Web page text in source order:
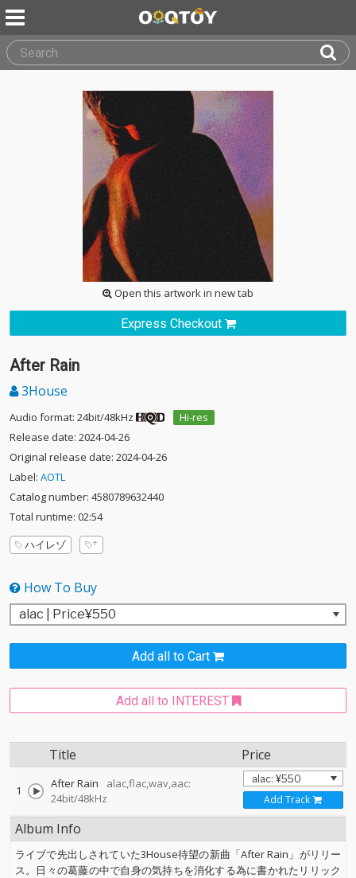
Open this artwork in new tab
Express Checkout
After Rain
3House
Audio format: 24bit/48kHz
Hi-res
Release date: 2024-04-26
Original release date: 2024-04-26
Label: AOTL
Catalog number: 4580789632440
Total runtime: 02:54
ハイレゾ
How To Buy
Add all to Cart
Add all to INTEREST
Title Price
1 After Rain
alac,flac,wav,aac:
24bit/48kHz
Add Track
Album Info
ライブで先出しされていた3House待望の新曲「After Rain」がリリー
ス。日々の葛藤の中で自身の気持ちを消化する為に書かれたリリック